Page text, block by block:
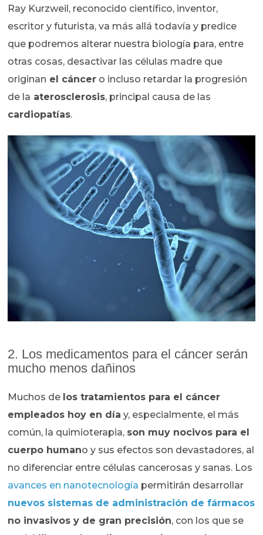
Ray Kurzweil, reconocido científico, inventor,
escritor y futurista, va más allá todavía y predice
que podremos alterar nuestra biología para, entre
otras cosas, desactivar las células madre que
originan el cáncer o incluso retardar la progresión
de la aterosclerosis, principal causa de las
cardiopatías.
2. Los medicamentos para el cáncer serán
mucho menos dañinos
Muchos de los tratamientos para el cáncer
empleados hoy en día y, especialmente, el más
común, la quimioterapia, son muy nocivos para el
cuerpo humano y sus efectos son devastadores, al
no diferenciar entre células cancerosas y sanas. Los
avances en nanotecnología permitirán desarrollar
nuevos sistemas de administración de fármacos
no invasivos y de gran precisión, con los que se